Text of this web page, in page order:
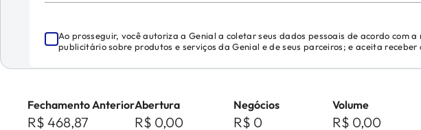
Ao prosseguir, você autoriza a Genial a coletar seus dados pessoais de acordo com a
publicitário sobre produtos e serviços da Genial e de seus parceiros; e aceita
Fechamento Anterior
R$ 468,87
Abertura
R$ 0,00
Negócios
R$ 0
Volume
R$ 0,00